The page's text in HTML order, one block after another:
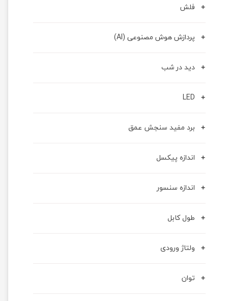
فلش
پردازش هوش مصنوعی (AI)
دید در شب
LED
برد مفید سنجش عمق
اندازه پیکسل
اندازه سنسور
طول کابل
ولتاژ ورودی
توان